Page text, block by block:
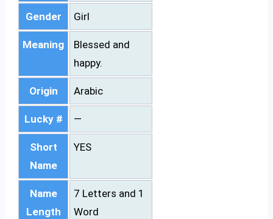
Gender Girl
Meaning
Blessed and
happy.
Origin Arabic
Lucky # —
Short
Name
YES
Name
Length
7 Letters and 1
Word